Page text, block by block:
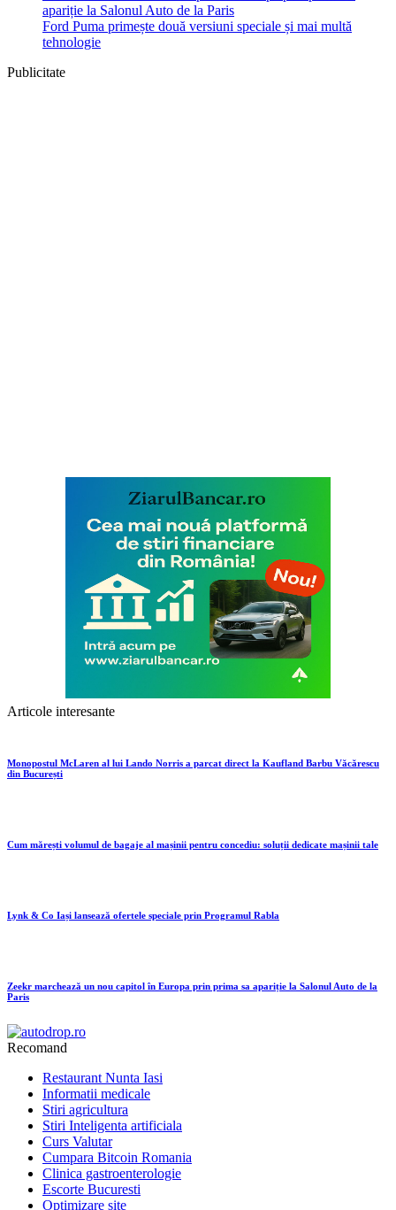
apariție la Salonul Auto de la Paris
Ford Puma primește două versiuni speciale și mai multă
tehnologie
Publicitate
Articole interesante
Monopostul McLaren al lui Lando Norris a parcat direct la Kaufland Barbu Văcărescu
din București
Cum mărești volumul de bagaje al mașinii pentru concediu: soluții dedicate mașinii tale
Lynk & Co Iași lansează ofertele speciale prin Programul Rabla
Zeekr marchează un nou capitol în Europa prin prima sa apariție la Salonul Auto de la
Paris
Recomand
Restaurant Nunta Iasi
Informatii medicale
Stiri agricultura
Stiri Inteligenta artificiala
Curs Valutar
Cumpara Bitcoin Romania
Clinica gastroenterologie
Escorte Bucuresti
Optimizare site